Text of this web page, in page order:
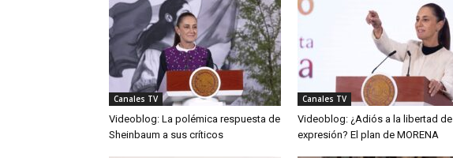
Canales TV
Videoblog: La polémica respuesta de
Sheinbaum a sus críticos
Canales TV
Videoblog: ¿Adiós a la libertad de
expresión? El plan de MORENA